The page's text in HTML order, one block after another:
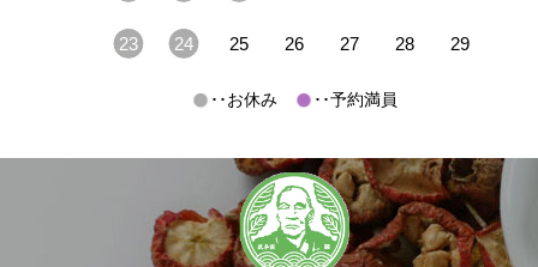
23 24 25 26 27 28 29
･･お休み ･･予約満員